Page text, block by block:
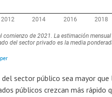
sector público sea mayor
públicos crezcan más rápido